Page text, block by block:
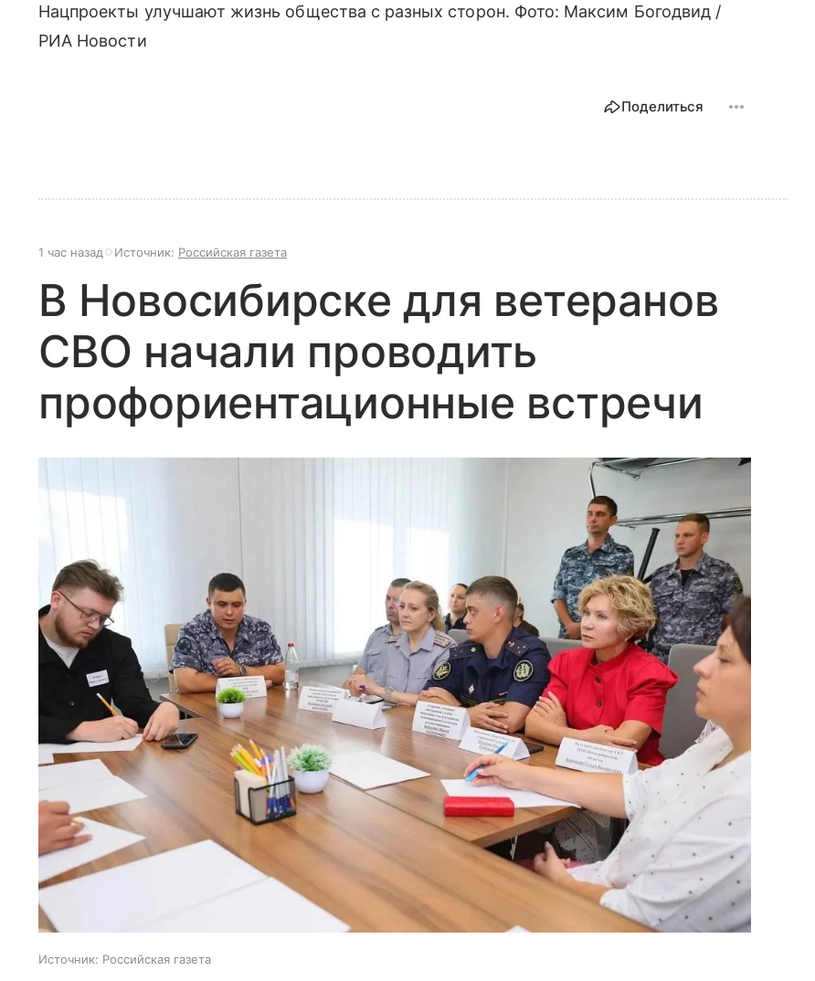
Нацпроекты улучшают жизнь общества с разных сторон. Фото: Максим Богодвид /
РИА Новости
Поделиться
1 час назад Источник: Российская газета
В Новосибирске для ветеранов
СВО начали проводить
профориентационные встречи
Источник: Российская газета